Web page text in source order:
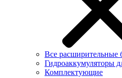
Все расширительные
Гидроаккумуляторы
Комплектующие